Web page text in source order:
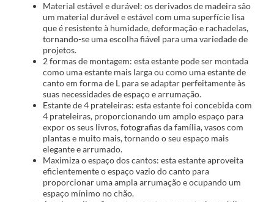
Material estável e durável: os derivados de madeira são
um material durável e estável com uma superfície lisa
que é resistente à humidade, deformação e rachadelas,
tornando-se uma escolha fiável para uma variedade de
projetos.
2 formas de montagem: esta estante pode ser montada
como uma estante mais larga ou como uma estante de
canto em forma de L para se adaptar perfeitamente às
suas necessidades de espaço e arrumação.
Estante de 4 prateleiras: esta estante foi concebida com
4 prateleiras, proporcionando um amplo espaço para
expor os seus livros, fotografias da família, vasos com
plantas e muito mais, tornando o seu espaço mais
elegante e arrumado.
Maximiza o espaço dos cantos: esta estante aproveita
eficientemente o espaço vazio do canto para
proporcionar uma ampla arrumação e ocupando um
espaço mínimo no chão.